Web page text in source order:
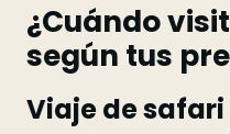
¿Cuándo
según tus
Viaje de safari